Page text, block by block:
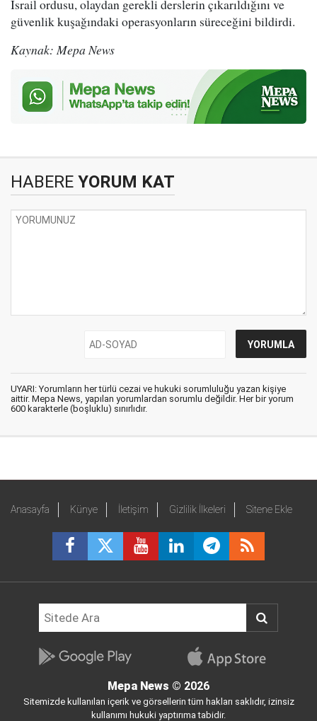
İsrail ordusu, olaydan gerekli derslerin çıkarıldığını ve
güvenlik kuşağındaki operasyonların süreceğini bildirdi.
Kaynak: Mepa News
HABERE YORUM KAT
UYARI: Yorumların her türlü cezai ve hukuki sorumluluğu yazan kişiye
aittir. Mepa News, yapılan yorumlardan sorumlu değildir. Her bir yorum
600 karakterle (boşluklu) sınırlıdır.
Anasayfa Künye İletişim Gizlilik İlkeleri Sitene Ekle
Mepa News © 2026
Sitemizde kullanılan içerik ve görsellerin tüm hakları saklıdır, izinsiz
kullanımı hukuki yaptırıma tabidir.